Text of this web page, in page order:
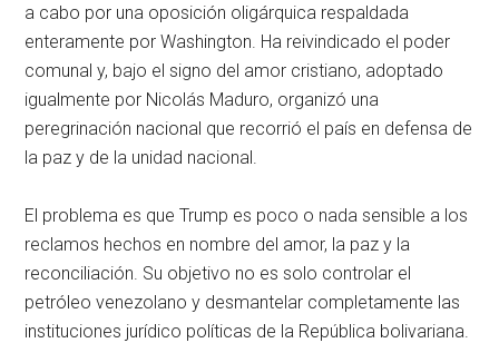
a cabo por una oposición oligárquica respaldada
enteramente por Washington. Ha reivindicado el poder
comunal y, bajo el signo del amor cristiano, adoptado
igualmente por Nicolás Maduro, organizó una
peregrinación nacional que recorrió el país en defensa de
la paz y de la unidad nacional.
El problema es que Trump es poco o nada sensible a los
reclamos hechos en nombre del amor, la paz y la
reconciliación. Su objetivo no es solo controlar el
petróleo venezolano y desmantelar completamente las
instituciones jurídico políticas de la República bolivariana.